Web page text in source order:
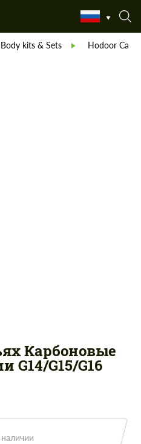
Body kits & Sets Hodoor
Карбоновые
G14/G15/G16